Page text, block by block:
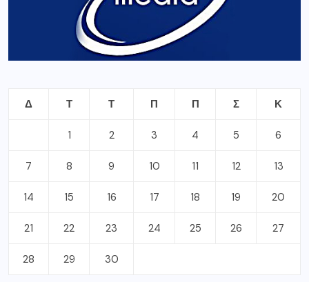
Δ Τ Τ Π Π Σ Κ
1 2 3 4 5 6
7 8 9 10 11 12 13
14 15 16 17 18 19 20
21 22 23 24 25 26 27
28 29 30